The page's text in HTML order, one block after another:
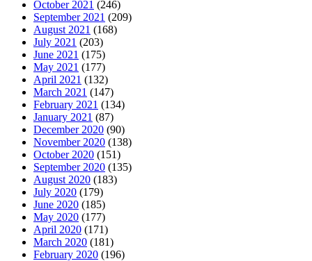
October 2021 (246)
September 2021 (209)
August 2021 (168)
July 2021 (203)
June 2021 (175)
May 2021 (177)
April 2021 (132)
March 2021 (147)
February 2021 (134)
January 2021 (87)
December 2020 (90)
November 2020 (138)
October 2020 (151)
September 2020 (135)
August 2020 (183)
July 2020 (179)
June 2020 (185)
May 2020 (177)
April 2020 (171)
March 2020 (181)
February 2020 (196)